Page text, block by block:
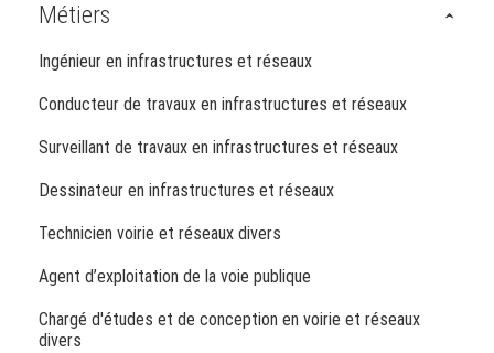
Métiers
Ingénieur en infrastructures et réseaux
Conducteur de travaux en infrastructures et réseaux
Surveillant de travaux en infrastructures et réseaux
Dessinateur en infrastructures et réseaux
Technicien voirie et réseaux divers
Agent d’exploitation de la voie publique
Chargé d'études et de conception en voirie et réseaux
divers